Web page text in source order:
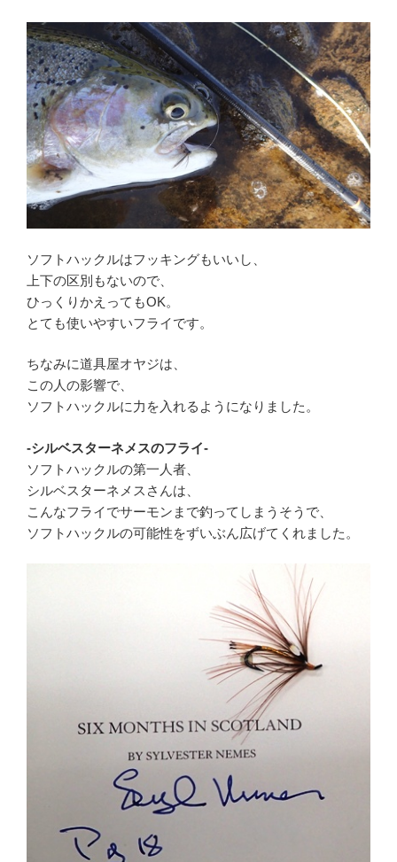
ソフトハックルはフッキングもいいし、
上下の区別もないので、
ひっくりかえってもOK。
とても使いやすいフライです。
ちなみに道具屋オヤジは、
この人の影響で、
ソフトハックルに力を入れるようになりました。
-シルベスターネメスのフライ-
ソフトハックルの第一人者、
シルベスターネメスさんは、
こんなフライでサーモンまで釣ってしまうそうで、
ソフトハックルの可能性をずいぶん広げてくれました。